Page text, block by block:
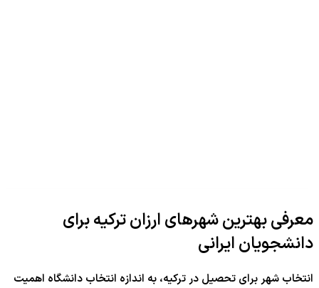
معرفی بهترین شهرهای ارزان ترکیه برای
دانشجویان ایرانی
انتخاب شهر برای تحصیل در ترکیه، به اندازه انتخاب دانشگاه اهمیت